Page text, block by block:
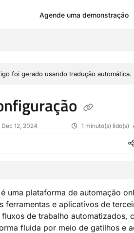
Agende uma demonstração
foi gerado usando tradução automática.
12, 2024 1 minuto(s) lido(s)
uma plataforma de automação
ferramentas e aplicativos de
de trabalho automatizados,
fluida por meio de gatilhos e